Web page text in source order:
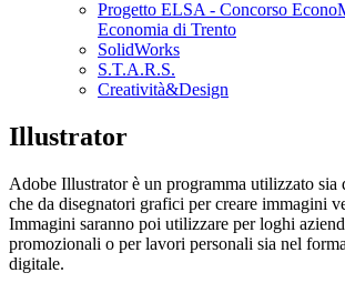
Progetto ELSA - Concorso
Economia di Trento
SolidWorks
S.T.A.R.S.
Creatività&Design
Illustrator
Adobe Illustrator è un programma utilizzato sia
che da disegnatori grafici per creare immagini
Immagini saranno poi utilizzare per loghi
promozionali o per lavori personali sia nel
digitale.